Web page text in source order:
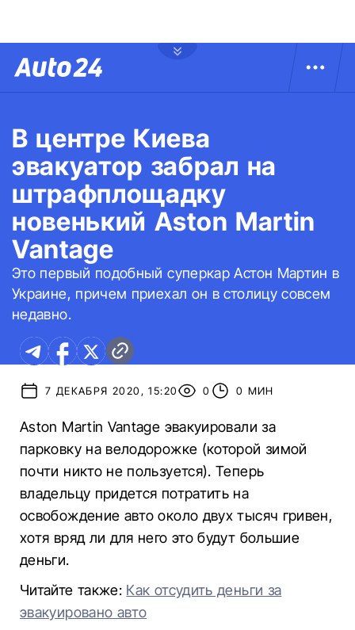
В центре Киева
эвакуатор забрал на
штрафплощадку
новенький Aston Martin
Vantage
Это первый подобный суперкар Астон Мартин в
Украине, причем приехал он в столицу совсем
недавно.
7 ДЕКАБРЯ 2020, 15:20 0 0 МИН
Aston Martin Vantage эвакуировали за
парковку на велодорожке (которой зимой
почти никто не пользуется). Теперь
владельцу придется потратить на
освобождение авто около двух тысяч гривен,
хотя вряд ли для него это будут большие
деньги.
Читайте также: Как отсудить деньги за
эвакуировано авто